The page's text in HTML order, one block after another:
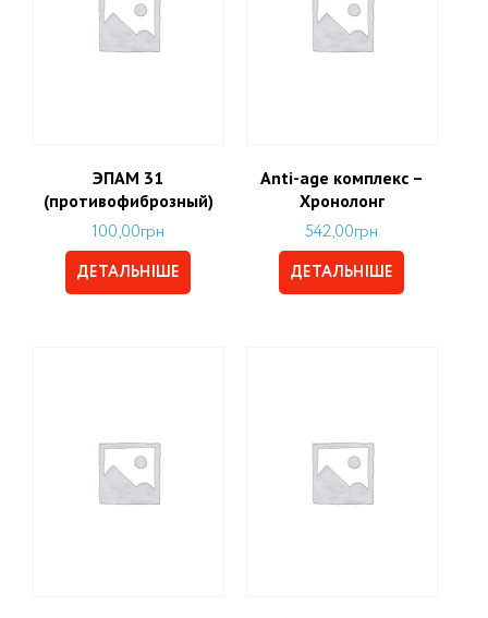
ЭПАМ 31
(противофиброзный)
100,00грн
ДЕТАЛЬНІШЕ
Аnti-age комплекс –
Хронолонг
542,00грн
ДЕТАЛЬНІШЕ